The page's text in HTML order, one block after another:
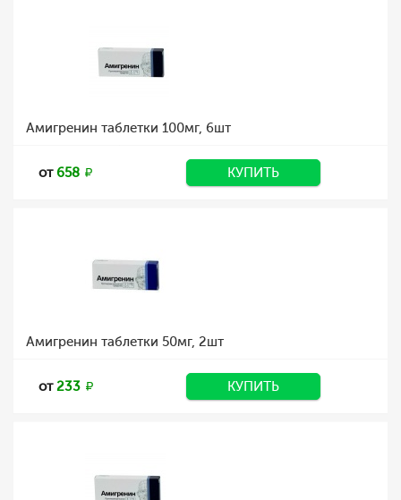
Амигренин таблетки 100мг, 6шт
от658 КУПИТЬ
Амигренин таблетки 50мг, 2шт
от233 КУПИТЬ